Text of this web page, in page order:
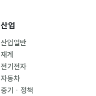
산업
산업일반
재계
전기전자
자동차
중기ㆍ정책